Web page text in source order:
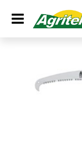
Open